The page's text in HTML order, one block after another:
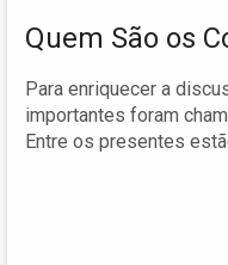
Quem São os
Para enriquecer a
importantes foram
Entre os presentes